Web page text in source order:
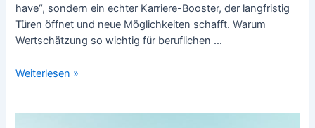
have“, sondern ein echter Karriere-Booster, der langfristig
Türen öffnet und neue Möglichkeiten schafft. Warum
Wertschätzung so wichtig für beruflichen …
Erfolg
Weiterlesen »